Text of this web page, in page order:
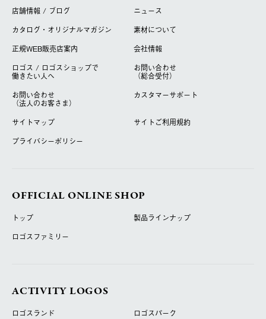
店舗情報 / ブログ
ニュース
カタログ・オリジナルマガジン
素材について
正規WEB販売店案内
会社情報
ロゴス / ロゴスショップで
働きたい人へ
お問い合わせ
（総合受付）
お問い合わせ
（法人のお客さま）
カスタマーサポート
サイトマップ
サイトご利用規約
プライバシーポリシー
OFFICIAL ONLINE SHOP
トップ
製品ラインナップ
ロゴスファミリー
ACTIVITY LOGOS
ロゴスランド
ロゴスパーク